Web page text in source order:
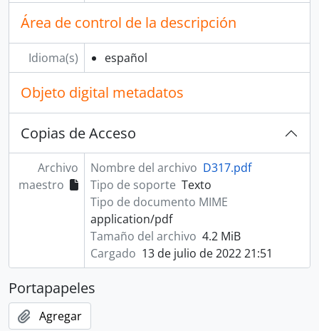
Área de control de la descripción
Idioma(s) español
Objeto digital metadatos
Copias de Acceso
Archivo
maestro
Nombre del archivo D317.pdf
Tipo de soporte Texto
Tipo de documento MIME
application/pdf
Tamaño del archivo 4.2 MiB
Cargado 13 de julio de 2022 21:51
Portapapeles
Agregar